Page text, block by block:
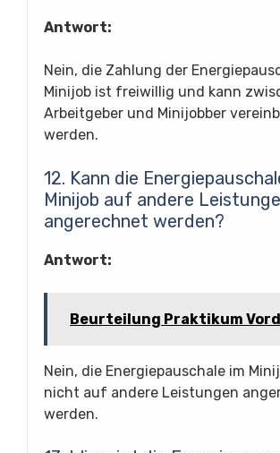
Antwort:
Nein, die Zahlung der
Minijob ist freiwillig und kann
Arbeitgeber und Minijobber
werden.
12. Kann die
Minijob auf andere
angerechnet werden?
Antwort:
Beurteilung Praktikum
Nein, die Energiepauschale im
nicht auf andere Leistungen
werden.